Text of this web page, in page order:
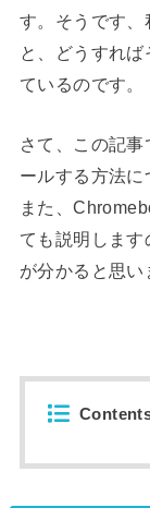
す。そうです、
と、どうすれ
ているのです。
さて、この記
ールする方法に
また、
ても説明しま
が分かると思い